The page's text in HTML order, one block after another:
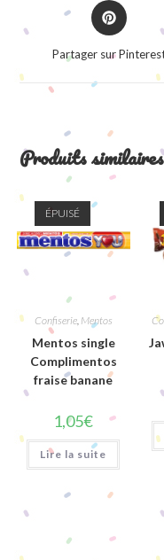
Opens
in
new
window
Partager sur
Produits similaires
ÉPUISÉ
Confiserie, Mentos
Mentos single
Complimentos
fraise banane
1,05€
Lire la suite